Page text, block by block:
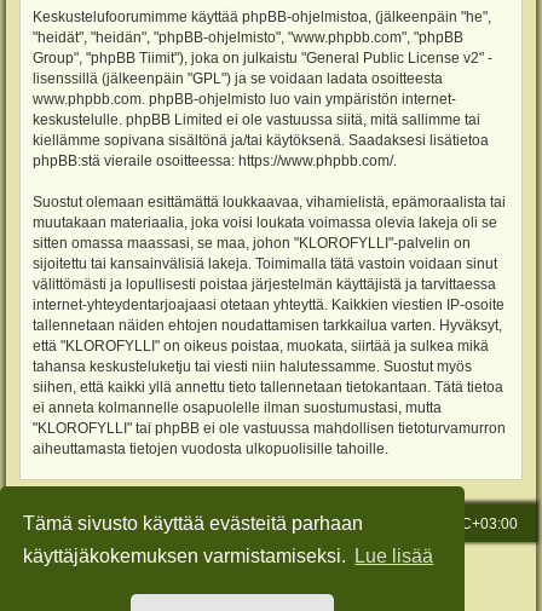
Tämä sivusto käyttää evästeitä parhaan
käyttäjäkokemuksen varmistamiseksi.
Lue lisää
Keskustelufoorumimme käyttää phpBB-ohjelmistoa, (jälkeenpäin "he",
"heidät", "heidän", "phpBB-ohjelmisto", "www.phpbb.com", "phpBB
Group", "phpBB Tiimit"), joka on julkaistu "General Public License v2" -
lisenssillä (jälkeenpäin "GPL") ja se voidaan ladata osoitteesta
www.phpbb.com . phpBB-ohjelmisto luo vain ympäristön internet-
keskustelulle. phpBB Limited ei ole vastuussa siitä, mitä sallimme tai
kiellämme sopivana sisältönä ja/tai käytöksenä. Saadaksesi lisätietoa
phpBB:stä vieraile osoitteessa: https://www.phpbb.com/.
Suostut olemaan esittämättä loukkaavaa, vihamielistä, epämoraalista tai
muutakaan materiaalia, joka voisi loukata voimassa olevia lakeja oli se
sitten omassa maassasi, se maa, johon "KLOROFYLLI"-palvelin on
sijoitettu tai kansainvälisiä lakeja. Toimimalla tätä vastoin voidaan sinut
välittömästi ja lopullisesti poistaa järjestelmän käyttäjistä ja tarvittaessa
internet-yhteydentarjoajaasi otetaan yhteyttä. Kaikkien viestien IP-osoite
tallennetaan näiden ehtojen noudattamisen tarkkailua varten. Hyväksyt,
että "KLOROFYLLI" on oikeus poistaa, muokata, siirtää ja sulkea mikä
tahansa keskusteluketju tai viesti niin halutessamme. Suostut myös
siihen, että kaikki yllä annettu tieto tallennetaan tietokantaan. Tätä tietoa
ei anneta kolmannelle osapuolelle ilman suostumustasi, mutta
"KLOROFYLLI" tai phpBB ei ole vastuussa mahdollisen tietoturvamurron
aiheuttamasta tietojen vuodosta ulkopuolisille tahoille.
Etusivu Kaikki ajat ovat UTC+03:00
Viesti Ylläpidolle
Keskustelufoorumin ohjelmistophpBB® Forum Software © phpBB Limited